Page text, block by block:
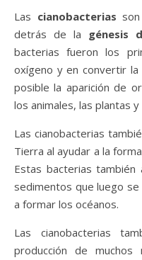
Las cianobacterias
detrás de la génesis
bacterias fueron los
oxígeno y en convertir
posible la aparición de
los animales, las plantas
Las cianobacterias
Tierra al ayudar a la
Estas bacterias
sedimentos que luego
a formar los océanos.
Las cianobacterias
producción de muchos